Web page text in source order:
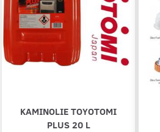
KAMINOLIE TOYOTOMI
PLUS 20 L